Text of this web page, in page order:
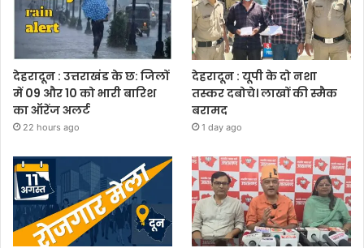
देहरादून : उत्तराखंड के छ: जिलों
में 09 और 10 को भारी बारिश
का ऑरेंज अलर्ट
22 hours ago
देहरादून : यूपी के दो नशा
तस्कर दबोचे। लाखों की स्मैक
बरामद
1 day ago